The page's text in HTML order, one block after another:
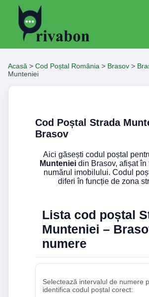
Acasă > Cod Poștal România > Brasov >
Munteniei
Cod Poștal Strada
Brasov
Aici găsești codul poștal
Muntenieidin Brasov, afișat în
numărul imobilului. Codul
diferi în funcție de zona
Lista cod poștal
Munteniei –
numere
Selectează intervalul de numere
identifica codul poștal corect: